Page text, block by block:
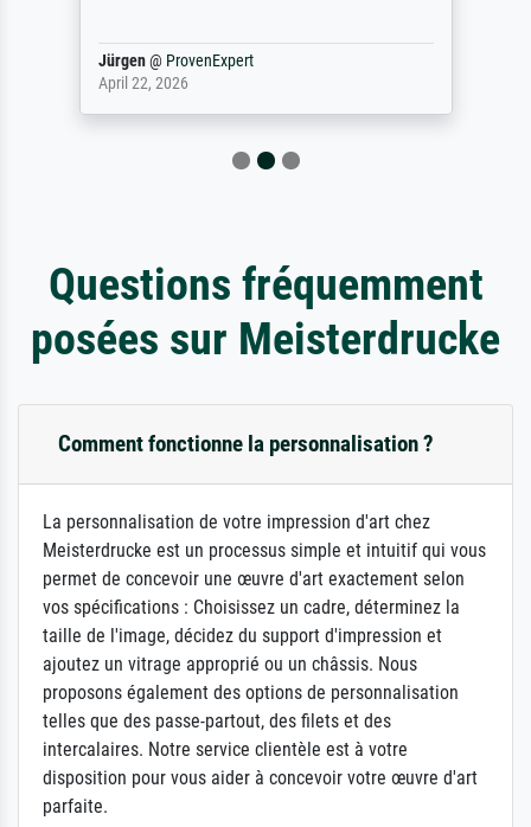
Jürgen@ ProvenExpert
April 22, 2026
Questions fréquemment
posées sur Meisterdrucke
Comment fonctionne la personnalisation ?
La personnalisation de votre impression d'art chez
Meisterdrucke est un processus simple et intuitif qui vous
permet de concevoir une œuvre d'art exactement selon
vos spécifications : Choisissez un cadre, déterminez la
taille de l'image, décidez du support d'impression et
ajoutez un vitrage approprié ou un châssis. Nous
proposons également des options de personnalisation
telles que des passe-partout, des filets et des
intercalaires. Notre service clientèle est à votre
disposition pour vous aider à concevoir votre œuvre d'art
parfaite.